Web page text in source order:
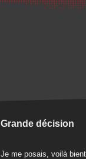
Grande décision
Je me posais, voilà